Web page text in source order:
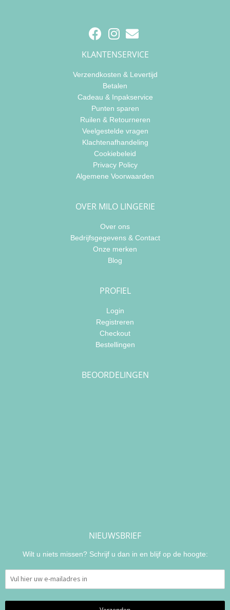
KLANTENSERVICE
Verzendkosten & Levertijd
Betalen
Cadeau & Inpakservice
Punten sparen
Ruilen & Retourneren
Veelgestelde vragen
Klachtenafhandeling
Cookiebeleid
Privacy Policy
Algemene Voorwaarden
OVER MILO LINGERIE
Over ons
Bedrijfsgegevens & Contact
Onze merken
Blog
PROFIEL
Login
Registreren
Checkout
Bestellingen
BEOORDELINGEN
NIEUWSBRIEF
Wilt u niets missen? Schrijf u dan in en blijf op de hoogte: